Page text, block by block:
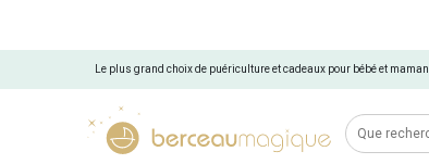
Le plus grand choix de puériculture et cadeaux pour bébé et maman